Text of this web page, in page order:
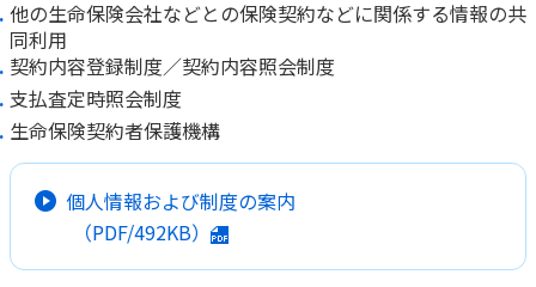
他の生命保険会社などとの保険契約などに関係する情報の共
同利用
契約内容登録制度／契約内容照会制度
支払査定時照会制度
生命保険契約者保護機構
個人情報および制度の案内
（PDF/492KB）